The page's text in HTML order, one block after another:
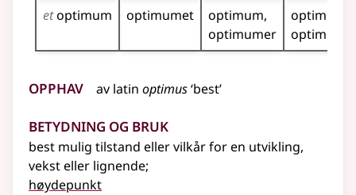
etoptimum optimumet
optimum
optimumer
optimuma
Opphav av latin optimus‘best’
Betydning og bruk
best mulig tilstand ellervilkår for en utvikling,
veksteller lignende;
høydepunkt